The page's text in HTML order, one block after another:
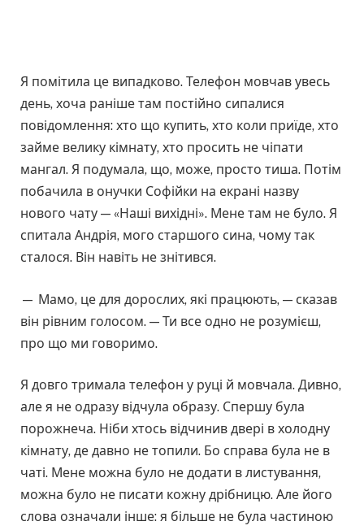
Я помітила це випадково. Телефон мовчав увесь
день, хоча раніше там постійно сипалися
повідомлення: хто що купить, хто коли приїде, хто
займе велику кімнату, хто просить не чіпати
мангал. Я подумала, що, може, просто тиша. Потім
побачила в онучки Софійки на екрані назву
нового чату — «Наші вихідні». Мене там не було. Я
спитала Андрія, мого старшого сина, чому так
сталося. Він навіть не знітився.
— Мамо, це для дорослих, які працюють, — сказав
він рівним голосом. — Ти все одно не розумієш,
про що ми говоримо.
Я довго тримала телефон у руці й мовчала. Дивно,
але я не одразу відчула образу. Спершу була
порожнеча. Ніби хтось відчинив двері в холодну
кімнату, де давно не топили. Бо справа була не в
чаті. Мене можна було не додати в листування,
можна було не писати кожну дрібницю. Але його
слова означали інше: я більше не була частиною